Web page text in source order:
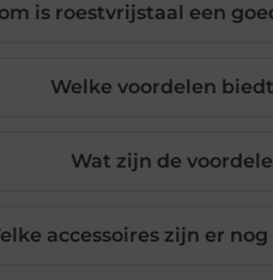
is roestvrijstaal een
Welke voordelen
Wat zijn de
accessoires zijn er